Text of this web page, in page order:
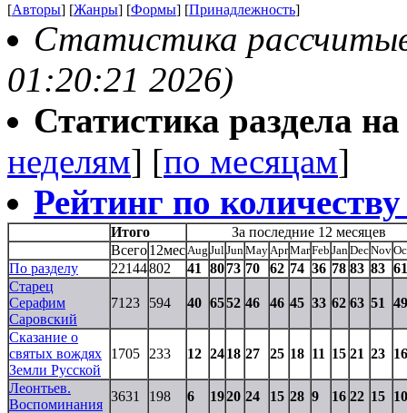
[Авторы] [Жанры] [Формы] [Принадлежность]
Статистика
01:20:21 2026)
Статистика раздела
неделям] [по месяцам]
Рейтинг по
Итого
За последние 12 месяцев
Всего12мес Aug Jul Jun May AprMarFeb Jan DecNov
По разделу 22144802 41 8073 70 62 74 36 78 83 83 61
Старец
Серафим
Саровский
7123 594 40 6552 46 46 45 33 62 63 51 49
Сказание о
святых вождях
Земли Русской
1705 233 12 2418 27 25 18 11 15 21 23 16
Леонтьев.
Воспоминания
3631 198 6 1920 24 15 28 9 16 22 15 10